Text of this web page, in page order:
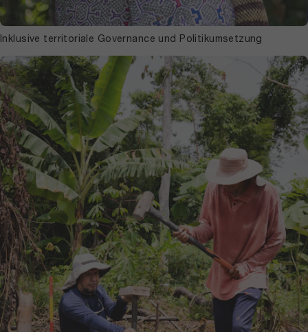
Inklusive territoriale Governance und Politikumsetzung